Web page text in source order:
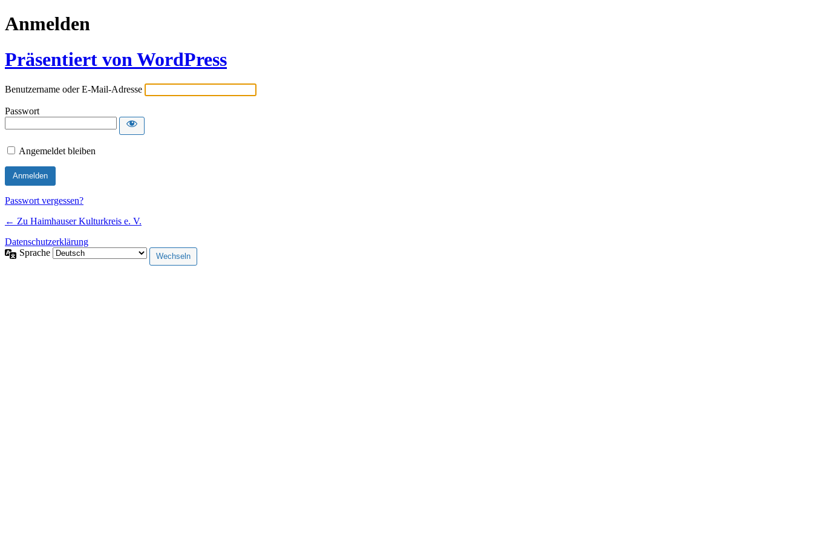
Anmelden
Präsentiert von WordPress
Benutzername oder E-Mail-Adresse
Passwort
Angemeldet bleiben
Alternative:
Passwort vergessen?
← Zu Haimhauser Kulturkreis e. V.
Datenschutzerklärung
Sprache